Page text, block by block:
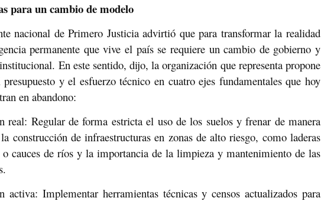
para un cambio de modelo
nacional de Primero Justicia advirtió que para transformar la realidad
permanente que vive el país se requiere un cambio de gobierno y
En este sentido, dijo, la organización que representa propone
y el esfuerzo técnico en cuatro ejes fundamentales que hoy
en abandono:
real: Regular de forma estricta el uso de los suelos y frenar de manera
construcción de infraestructuras en zonas de alto riesgo, como laderas
o cauces de ríos y la importancia de la limpieza y mantenimiento de las
activa: Implementar herramientas técnicas y censos actualizados para